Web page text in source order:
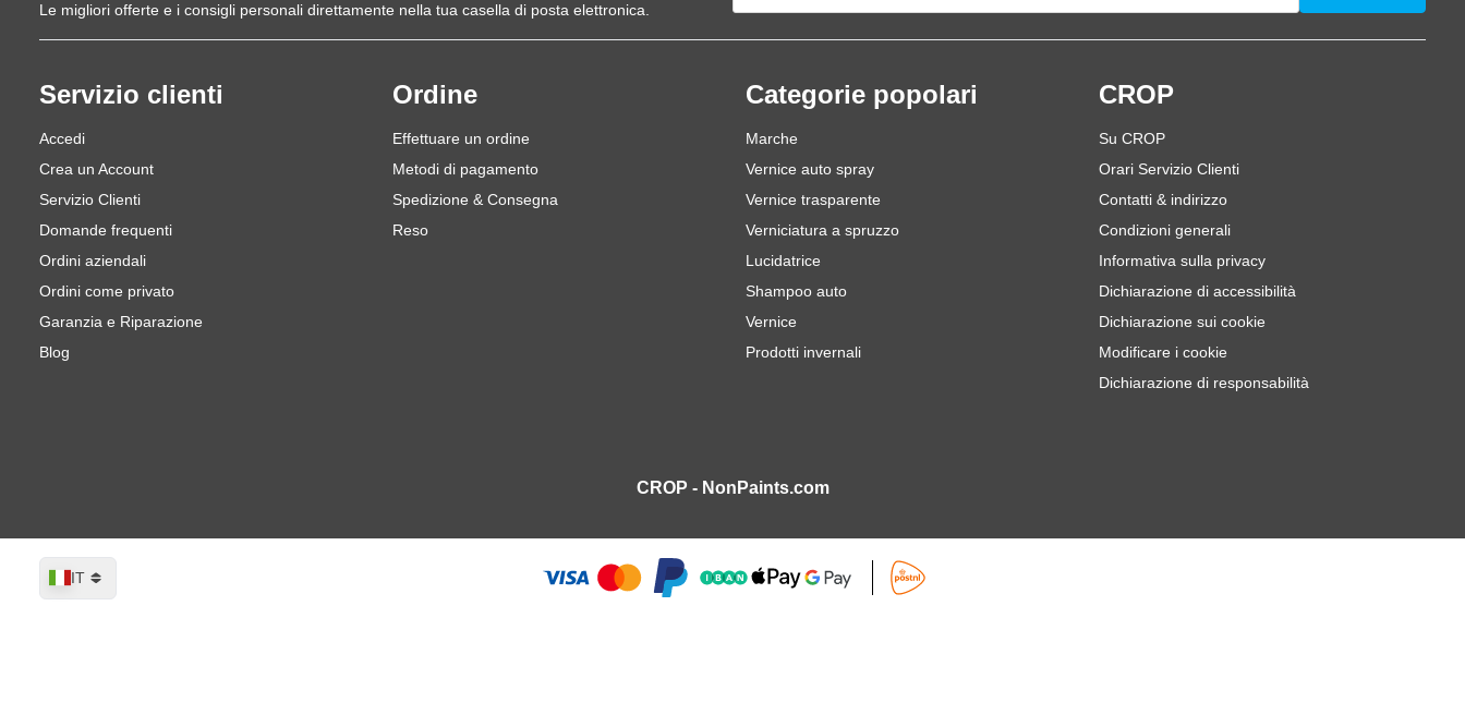
Le migliori offerte e i consigli personali direttamente nella tua casella di posta elettronica.
Servizio clienti
Accedi
Crea un Account
Servizio Clienti
Domande frequenti
Ordini aziendali
Ordini come privato
Garanzia e Riparazione
Blog
Ordine
Effettuare un ordine
Metodi di pagamento
Spedizione & Consegna
Reso
Categorie popolari
Marche
Vernice auto spray
Vernice trasparente
Verniciatura a spruzzo
Lucidatrice
Shampoo auto
Vernice
Prodotti invernali
CROP
Su CROP
Orari Servizio Clienti
Contatti & indirizzo
Condizioni generali
Informativa sulla privacy
Dichiarazione di accessibilità
Dichiarazione sui cookie
Modificare i cookie
Dichiarazione di responsabilità
CROP - NonPaints.com
Lingua
IT